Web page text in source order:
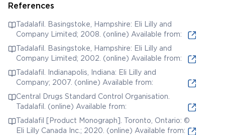
References
Tadalafil. Basingstoke, Hampshire: Eli Lilly and
Company Limited; 2008. (online) Available from:
Tadalafil. Basingstoke, Hampshire: Eli Lilly and
Company Limited; 2002. (online) Available from:
Tadalafil. Indianapolis, Indiana: Eli Lilly and
Company; 2007. (online) Available from:
Central Drugs Standard Control Organisation.
Tadalafil. (online) Available from:
Tadalafil [Product Monograph]. Toronto, Ontario: ©
Eli Lilly Canada Inc.; 2020. (online) Available from: